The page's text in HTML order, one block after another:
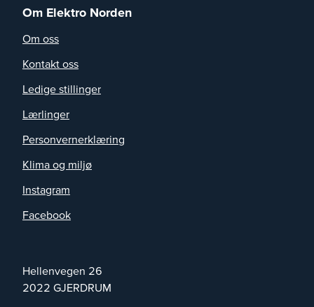
Hellenvegen 26
2022 GJERDRUM
Om Elektro Norden
Om oss
Kontakt oss
Ledige stillinger
Lærlinger
Personvernerklæring
Klima og miljø
Instagram
Facebook